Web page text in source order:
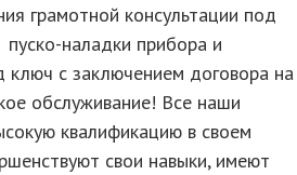
грамотной консультации под
наладки прибора и
ключ с заключением договора на
обслуживание! Все наши
квалификацию в своем
свои навыки, имеют